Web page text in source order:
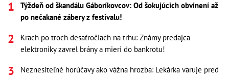
Týždeň od škandálu Gáboríkovcov: Od šokujúcich obvinení až
po nečakané zábery z festivalu!
Krach po troch desaťročiach na trhu: Známy predajca
elektroniky zavrel brány a mieri do bankrotu!
Neznesiteľné horúčavy ako vážna hrozba: Lekárka varuje pred